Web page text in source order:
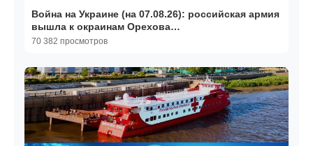
Война на Украине (на 07.08.26): российская армия
вышла к окраинам Орехова…
70 382 просмотров